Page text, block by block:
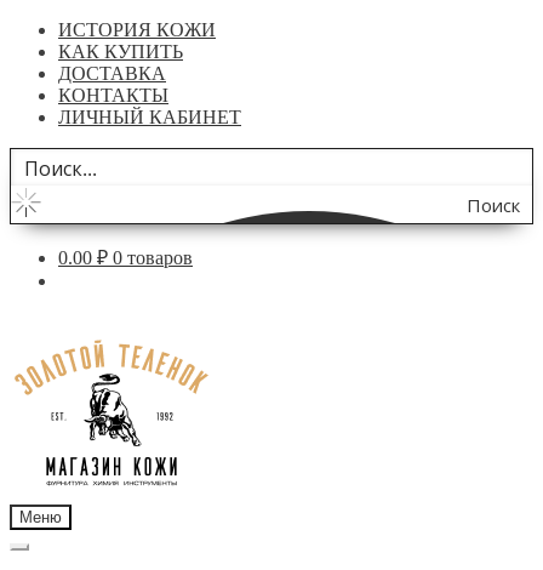
ИСТОРИЯ КОЖИ
КАК КУПИТЬ
ДОСТАВКА
КОНТАКТЫ
ЛИЧНЫЙ КАБИНЕТ
Поиск
по
0.00 ₽ 0 товаров
навигации
содержимому
Меню